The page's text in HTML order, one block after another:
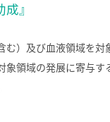
』
む）及び血液領域を対
象領域の発展に寄与す